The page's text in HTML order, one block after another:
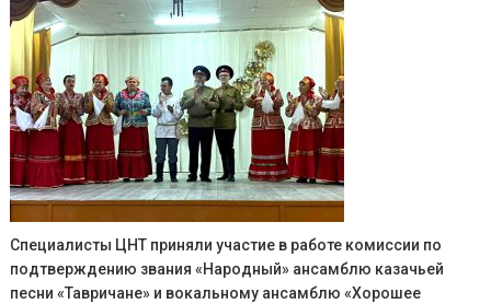
Специалисты ЦНТ приняли участие в работе комиссии по
подтверждению звания «Народный» ансамблю казачьей
песни «Тавричане» и вокальному ансамблю «Хорошее